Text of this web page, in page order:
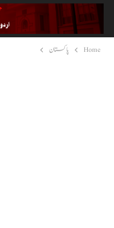
Home پاکستان